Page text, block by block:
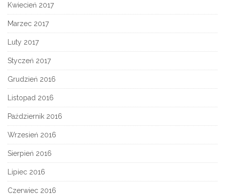
Kwiecień 2017
Marzec 2017
Luty 2017
Styczeń 2017
Grudzień 2016
Listopad 2016
Październik 2016
Wrzesień 2016
Sierpień 2016
Lipiec 2016
Czerwiec 2016